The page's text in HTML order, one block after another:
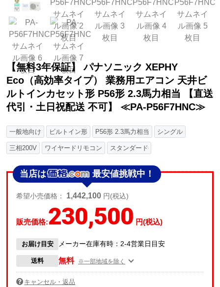
【無料3年保証】 パナソニック XEPHY
Eco（高効率タイプ） 業務用エアコン 天井ビ
ルトインカセット形 P56形 2.3馬力相当 【直送
代引・土日祝配送 不可】 ≪PA-P56F7HNC≫
一般地向け ビルトイン形 P56形 2.3馬力相当 シングル
三相200V ワイヤードリモコン スタンダード
当店は 最安値挑戦中！
希望小売価格： 1,442,100 円(税込)
販売価格:230,500 円(税込)
お届け目安 メーカー在庫有時：2-4営業日目安
送料 無料 ※一部地域を除く
キャンセル・返品